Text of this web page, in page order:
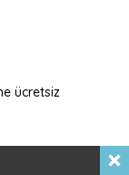
ücretsiz